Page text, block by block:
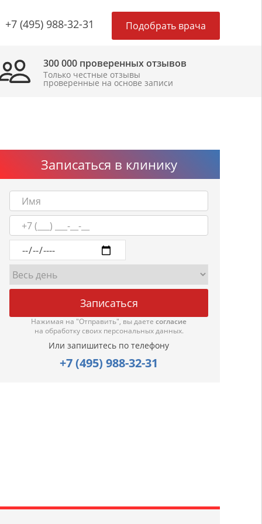
+7 (495) 988-32-31 Подобрать врача
300 000 проверенных отзывов
Только честные отзывы
проверенные на основе записи
Записаться в клинику
Нажимая на "Отправить", вы даете согласие
на обработку своих персональных данных.
Или запишитесь по телефону
+7 (495) 988-32-31